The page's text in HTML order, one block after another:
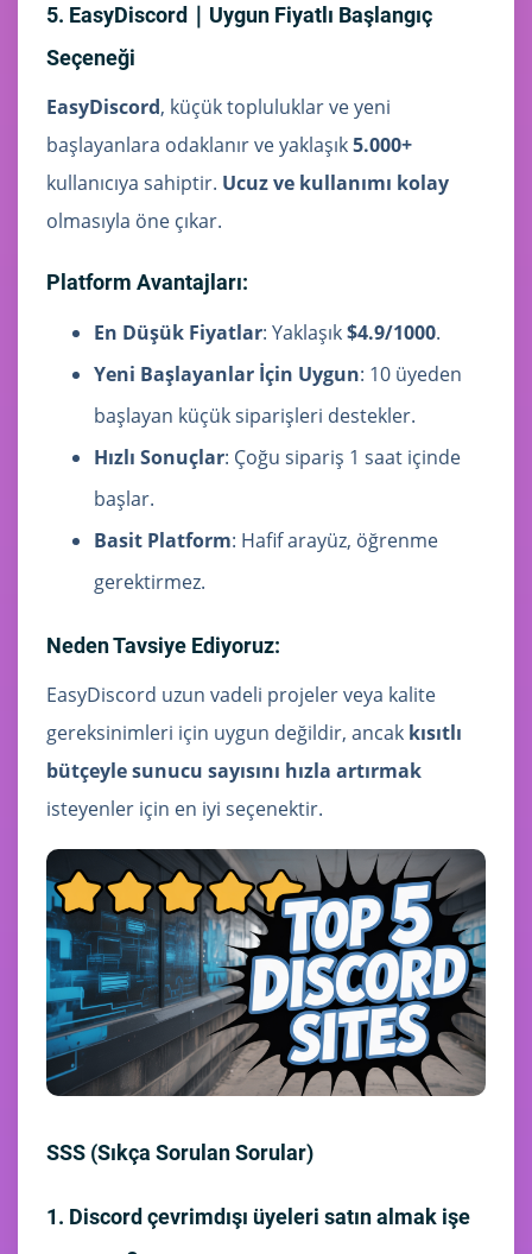
5. EasyDiscord｜Uygun Fiyatlı Başlangıç
Seçeneği
EasyDiscord, küçük topluluklar ve yeni
başlayanlara odaklanır ve yaklaşık5.000+
kullanıcıya sahiptir. Ucuz ve kullanımı kolay
olmasıyla öne çıkar.
Platform Avantajları:
En Düşük Fiyatlar: Yaklaşık$4.9/1000.
Yeni Başlayanlar İçin Uygun: 10 üyeden
başlayan küçük siparişleri destekler.
Hızlı Sonuçlar: Çoğu sipariş 1 saat içinde
başlar.
Basit Platform: Hafif arayüz, öğrenme
gerektirmez.
Neden Tavsiye Ediyoruz:
EasyDiscord uzun vadeli projeler veya kalite
gereksinimleri için uygun değildir, ancak kısıtlı
bütçeyle sunucu sayısını hızla artırmak
isteyenler için en iyi seçenektir.
SSS (Sıkça Sorulan Sorular)
1. Discord çevrimdışı üyeleri satın almak işe